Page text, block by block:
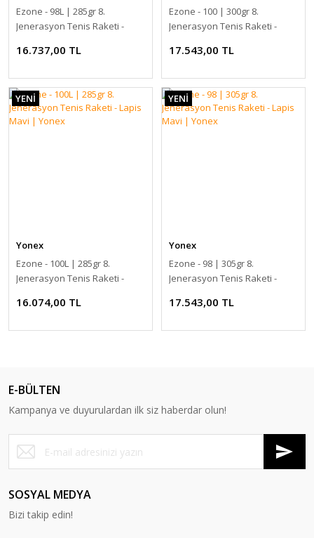
Ezone - 98L | 285gr 8.
Jenerasyon Tenis Raketi -
16.737,00 TL
Ezone - 100 | 300gr 8.
Jenerasyon Tenis Raketi -
17.543,00 TL
YENİ
Yonex
Ezone - 100L | 285gr 8.
Jenerasyon Tenis Raketi -
16.074,00 TL
YENİ
Yonex
Ezone - 98 | 305gr 8.
Jenerasyon Tenis Raketi -
17.543,00 TL
E-BÜLTEN
Kampanya ve duyurulardan ilk siz haberdar olun!
SOSYAL MEDYA
Bizi takip edin!